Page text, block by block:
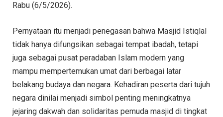
Rabu (6/5/2026).
Pernyataan itu menjadi penegasan bahwa Masjid Istiqlal
tidak hanya difungsikan sebagai tempat ibadah, tetapi
juga sebagai pusat peradaban Islam modern yang
mampu mempertemukan umat dari berbagai latar
belakang budaya dan negara. Kehadiran peserta dari tujuh
negara dinilai menjadi simbol penting meningkatnya
jejaring dakwah dan solidaritas pemuda masjid di tingkat